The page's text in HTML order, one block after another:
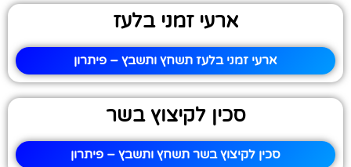
ארעי זמני בלעז
ארעי זמני בלעז תשחץ ותשבץ – פיתרון
סכין לקיצוץ בשר
סכין לקיצוץ בשר תשחץ ותשבץ – פיתרון